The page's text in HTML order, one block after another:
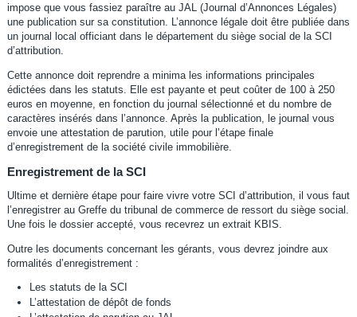
impose que vous fassiez paraître au JAL (Journal d’Annonces Légales)
une publication sur sa constitution. L’annonce légale doit être publiée dans
un journal local officiant dans le département du siège social de la SCI
d’attribution.
Cette annonce doit reprendre a minima les informations principales
édictées dans les statuts. Elle est payante et peut coûter de 100 à 250
euros en moyenne, en fonction du journal sélectionné et du nombre de
caractères insérés dans l’annonce. Après la publication, le journal vous
envoie une attestation de parution, utile pour l’étape finale
d’enregistrement de la société civile immobilière.
Enregistrement de la SCI
Ultime et dernière étape pour faire vivre votre SCI d’attribution, il vous faut
l’enregistrer au Greffe du tribunal de commerce de ressort du siège social.
Une fois le dossier accepté, vous recevrez un extrait KBIS.
Outre les documents concernant les gérants, vous devrez joindre aux
formalités d’enregistrement :
Les statuts de la SCI
L’attestation de dépôt de fonds